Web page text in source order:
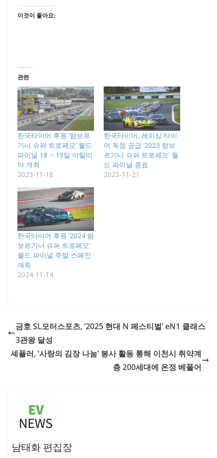
이것이 좋아요:
관련
한국타이어 후원 ‘람보르
기니 슈퍼 트로페오’ 월드
파이널 18 ~ 19일 이탈리
아 개최
2023-11-16
한국타이어, 레이싱 타이
어 독점 공급 ‘2023 람보
르기니 슈퍼 트로페오’ 월
드 파이널 종료
2023-11-21
한국타이어 후원 ‘2024 람
보르기니 슈퍼 트로페오’
월드 파이널 주말 스페인
개최
2024-11-14
금호 SL모터스포츠, ‘2025 현대 N 페스티벌’ eN1 클래스
3관왕 달성
셰플러, ‘사랑의 김장 나눔’ 봉사 활동 통해 이천시 취약계
층 200세대에 온정 베풀어
남태화 편집장